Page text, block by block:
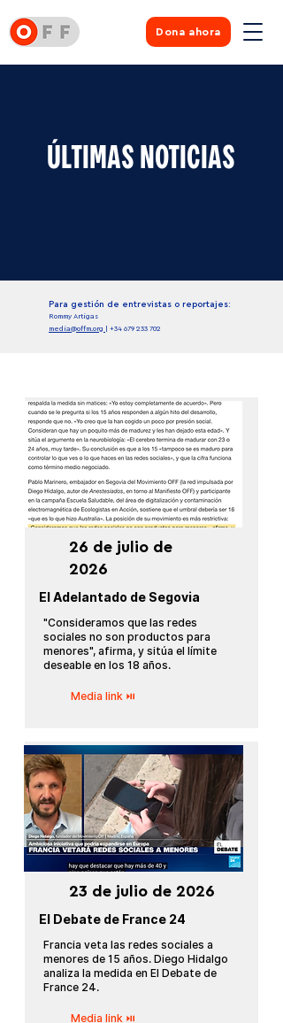
Dona ahora
ÚLTIMAS NOTICIAS
Para gestión de entrevistas o reportajes:
Rommy Artigas
media@offm.org
+34 679 233 702
26 de julio de
2026
El Adelantado de Segovia
"Consideramos que las redes
sociales no son productos para
menores", afirma, y sitúa el límite
deseable en los 18 años.
Media link ⏯
23 de julio de 2026
El Debate de France 24
Francia veta las redes sociales a
menores de 15 años. Diego Hidalgo
analiza la medida en El Debate de
France 24.
Media link ⏯